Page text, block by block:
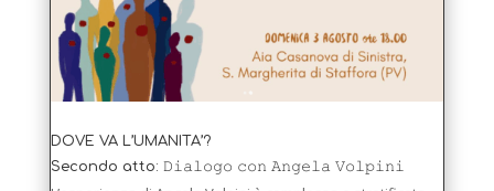
DOVE VA L’UMANITA’?
Secondo atto: 𝙳𝚒𝚊𝚕𝚘𝚐𝚘 𝚌𝚘𝚗 𝙰𝚗𝚐𝚎𝚕𝚊 𝚅𝚘𝚕𝚙𝚒𝚗𝚒